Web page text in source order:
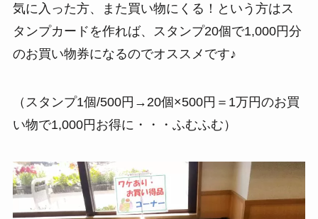
気に入った方、また買い物にくる！という方はス
タンプカードを作れば、スタンプ20個で1,000円分
のお買い物券になるのでオススメです♪
（スタンプ1個/500円→20個×500円＝1万円のお買
い物で1,000円お得に・・・ふむふむ）